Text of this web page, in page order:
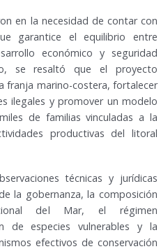
en la necesidad de contar con
garantice el equilibrio entre
económico y seguridad
se resaltó que el proyecto
franja marino-costera, fortalecer
ilegales y promover un modelo
de familias vinculadas a la
productivas del litoral
técnicas y jurídicas
la gobernanza, la composición
del Mar, el régimen
de especies vulnerables y la
efectivos de conservación